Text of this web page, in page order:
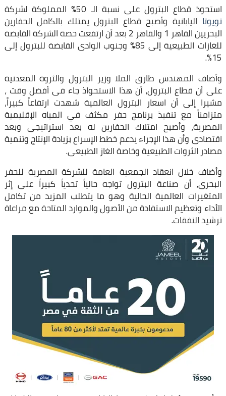
استحوذ قطاع البترول على نسبة الـ 50% المملوكة لشركة
تويوتا اليابانية وأصبح قطاع البترول يمتلك بالكامل الحفارين
البحريين القاهر 1 والقاهر 2 بعد أن ارتفعت حصة الشركة القابضة
للغازات الطبيعية إلى 85% وجنوب الوادى القابضة للبترول إلى
15%.
وأضاف المهندس طارق الملا وزير البترول والثروة المعدنية
على أن قطاع البترول، أن هذا الاستحواذ جاء فى أفضل وقت ،
مشيرا إلى أن اسعار البترول العالمية شهدت ارتفاعاً كبيراً،
متزامناً مع تنفيذ برنامج حفر مكثف في المياه الإقليمية
المصرية، وأصبح امتلاك الحفارين له بعد استراتيجى وبعد
اقتصادى وأن هذا الإجراء يدعم خطط الإسراع بزيادة الإنتاج وتنمية
مصادر الثروات الطبيعية وخاصة الغاز الطبيعى.
وأضاف خلال انعقاد الجمعية العامة للشركة المصرية للحفر
البحرى، أن صناعة البترول تواجه حالياً تحدياً كبيراً على إثر
المتغيرات العالمية الحالية وهو ما يتطلب المزيد من تكامل
الأداء وتعظيم الاستفادة من الأصول والموارد المتاحة مع مراعاة
ترشيد النفقات.